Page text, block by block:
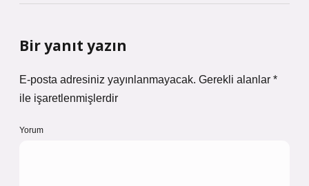
Bir yanıt yazın
E-posta adresiniz yayınlanmayacak. Gerekli alanlar *
ile işaretlenmişlerdir
Yorum